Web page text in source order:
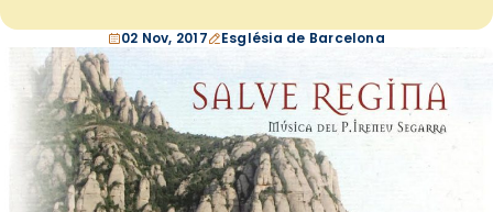
02 Nov, 2017 Església de Barcelona